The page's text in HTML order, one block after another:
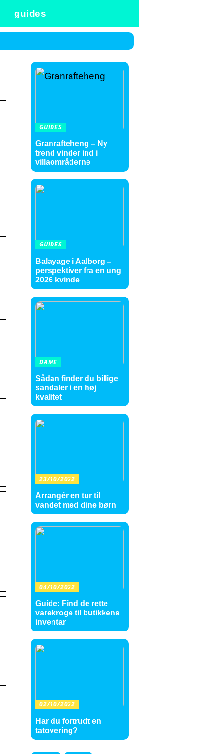
guides
GUIDES
Granrafteheng – Ny
trend vinder ind i
villaområderne
GUIDES
Balayage i Aalborg –
perspektiver fra en ung
2026 kvinde
DAME
Sådan finder du billige
sandaler i en høj
kvalitet
23/10/2022
Arrangér en tur til
vandet med dine børn
04/10/2022
Guide: Find de rette
varekroge til butikkens
inventar
02/10/2022
Har du fortrudt en
tatovering?